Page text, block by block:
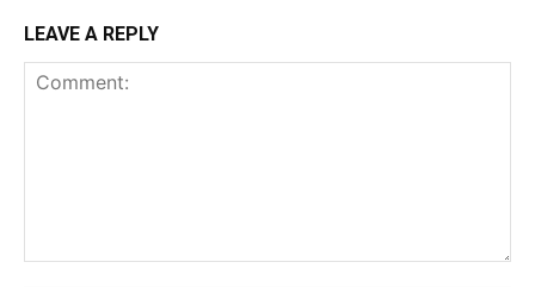
LEAVE A REPLY